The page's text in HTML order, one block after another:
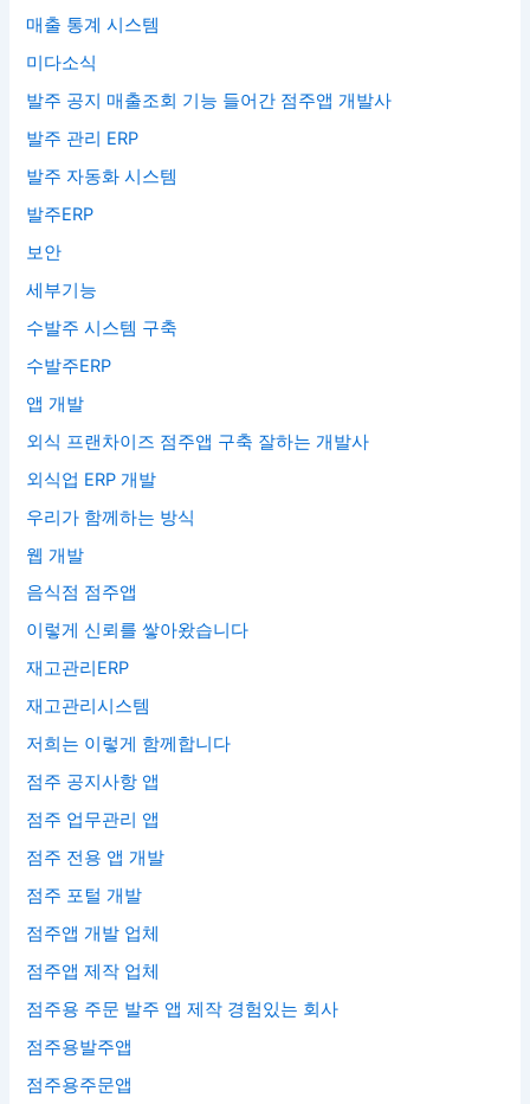
매출 통계 시스템
미다소식
발주 공지 매출조회 기능 들어간 점주앱 개발사
발주 관리 ERP
발주 자동화 시스템
발주ERP
보안
세부기능
수발주 시스템 구축
수발주ERP
앱 개발
외식 프랜차이즈 점주앱 구축 잘하는 개발사
외식업 ERP 개발
우리가 함께하는 방식
웹 개발
음식점 점주앱
이렇게 신뢰를 쌓아왔습니다
재고관리ERP
재고관리시스템
저희는 이렇게 함께합니다
점주 공지사항 앱
점주 업무관리 앱
점주 전용 앱 개발
점주 포털 개발
점주앱 개발 업체
점주앱 제작 업체
점주용 주문 발주 앱 제작 경험있는 회사
점주용발주앱
점주용주문앱